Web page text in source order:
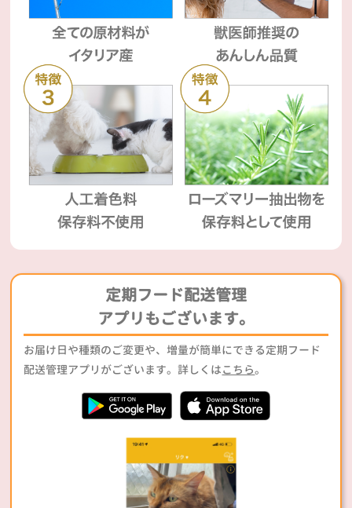
定期フード配送管理
アプリもございます。
お届け日や種類のご変更や、増量が簡単にできる定期フード
配送管理アプリがございます。詳しくはこちら。